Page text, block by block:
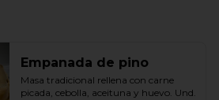
Empanada de pino
Masa tradicional rellena con carne
picada, cebolla, aceituna y huevo. Und.